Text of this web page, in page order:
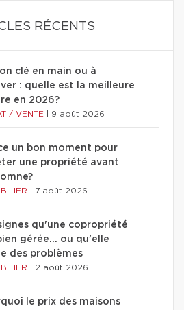
RÉCENTS
clé en main ou à
: quelle est la meilleure
en 2026?
/ VENTE 9 août 2026
un bon moment pour
une propriété avant
7 août 2026
qu'une copropriété
gérée… ou qu'elle
des problèmes
2 août 2026
le prix des maisons